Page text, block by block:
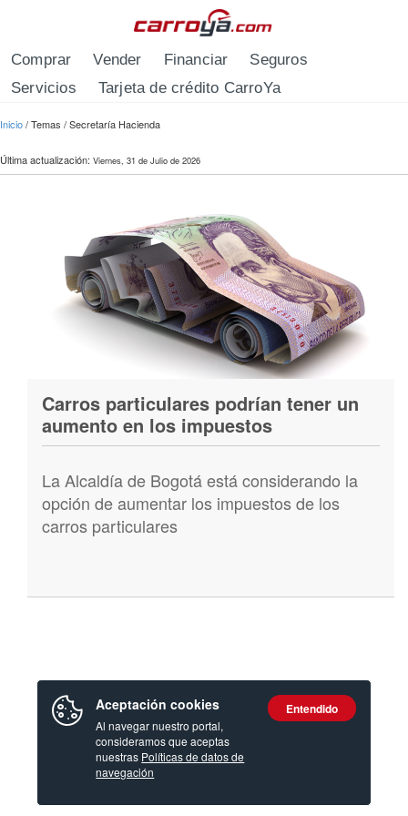
Comprar Vender Financiar
Seguros
Servicios
Tarjeta de crédito CarroYa
Se encuentra usted aquí
Inicio/Temas /Secretaría Hacienda
Última actualización: Viernes, 31 de Julio de 2026
Carros particulares podrían tener un
aumento en los impuestos
La Alcaldía de Bogotá está considerando la
opción de aumentar los impuestos de los
carros particulares
Aceptación cookies
Al navegar nuestro portal,
consideramos que aceptas
nuestras Políticas de datos de
navegación
Entendido